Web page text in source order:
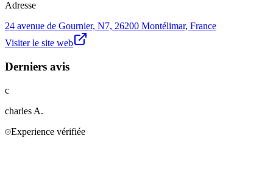
Adresse
24 avenue de Gournier, N7, 26200 Montélimar, France
Visiter le site web
Derniers avis
c
charles A.
Experience vérifiée